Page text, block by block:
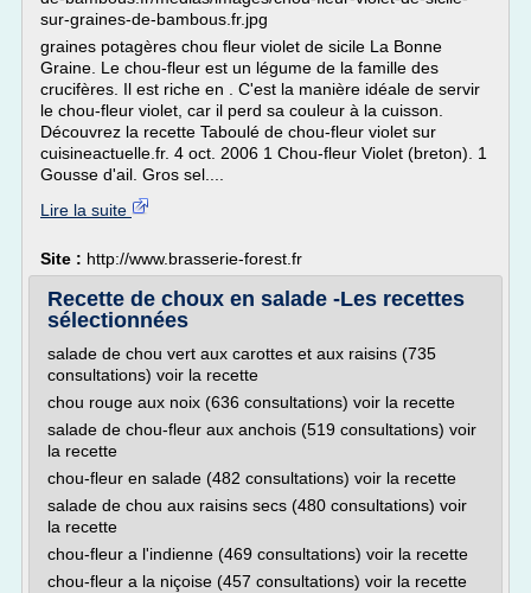
sur-graines-de-bambous.fr.jpg
graines potagères chou fleur violet de sicile La Bonne
Graine. Le chou-fleur est un légume de la famille des
crucifères. Il est riche en . C'est la manière idéale de servir
le chou-fleur violet, car il perd sa couleur à la cuisson.
Découvrez la recette Taboulé de chou-fleur violet sur
cuisineactuelle.fr. 4 oct. 2006 1 Chou-fleur Violet (breton). 1
Gousse d'ail. Gros sel....
Lire la suite
Site : http://www.brasserie-forest.fr
Recette de choux en salade -Les recettes
sélectionnées
salade de chou vert aux carottes et aux raisins (735
consultations) voir la recette
chou rouge aux noix (636 consultations) voir la recette
salade de chou-fleur aux anchois (519 consultations) voir
la recette
chou-fleur en salade (482 consultations) voir la recette
salade de chou aux raisins secs (480 consultations) voir
la recette
chou-fleur a l'indienne (469 consultations) voir la recette
chou-fleur a la niçoise (457 consultations) voir la recette